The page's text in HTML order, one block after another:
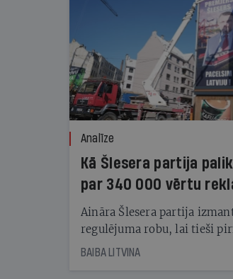
Analīze
Kā Šlesera partija
par 340 000 vērtu
kampaņu
Aināra Šlesera partija
regulējuma robu, lai tieši
starta izreklamētos par
BAIBA LITVINA